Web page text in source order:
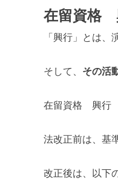
在留資格
「興行」とは
そして、 その活
在留資格 興行
法改正前は、基
改正後は、以下